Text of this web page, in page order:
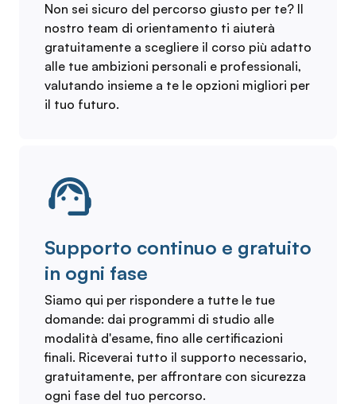
Non sei sicuro del percorso giusto per te? Il
nostro team di orientamento ti aiuterà
gratuitamente a scegliere il corso più adatto
alle tue ambizioni personali e professionali,
valutando insieme a te le opzioni migliori per
il tuo futuro.
Supporto continuo e gratuito
in ogni fase
Siamo qui per rispondere a tutte le tue
domande: dai programmi di studio alle
modalità d'esame, fino alle certificazioni
finali. Riceverai tutto il supporto necessario,
gratuitamente, per affrontare con sicurezza
ogni fase del tuo percorso.